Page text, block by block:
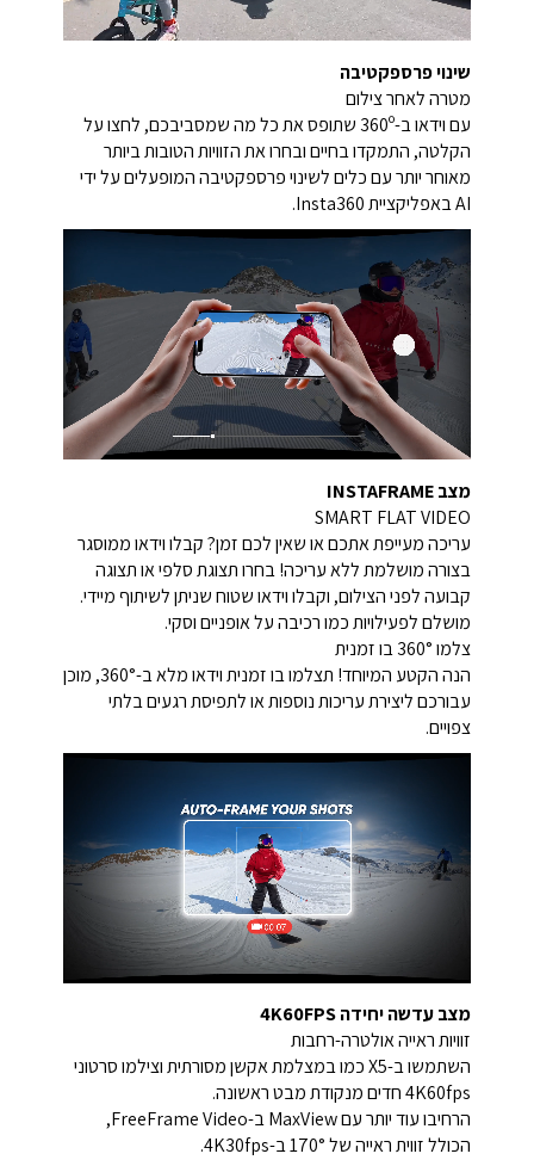
שינוי פרספקטיבה
מטרה לאחר צילום
עם וידאו ב-360º שתופס את כל מה שמסביבכם, לחצו על
הקלטה, התמקדו בחיים ובחרו את הזוויות הטובות ביותר
מאוחר יותר עם כלים לשינוי פרספקטיבה המופעלים על ידי
AI באפליקציית Insta360.
מצב INSTAFRAME
SMART FLAT VIDEO
עריכה מעייפת אתכם או שאין לכם זמן? קבלו וידאו ממוסגר
בצורה מושלמת ללא עריכה! בחרו תצוגת סלפי או תצוגה
קבועה לפני הצילום, וקבלו וידאו שטוח שניתן לשיתוף מיידי.
מושלם לפעילויות כמו רכיבה על אופניים וסקי.
צלמו 360° בו זמנית
הנה הקטע המיוחד! תצלמו בו זמנית וידאו מלא ב-360°, מוכן
עבורכם ליצירת עריכות נוספות או לתפיסת רגעים בלתי
צפויים.
מצב עדשה יחידה 4K60FPS
זוויות ראייה אולטרה-רחבות
השתמשו ב-X5 כמו במצלמת אקשן מסורתית וצילמו סרטוני
4K60fps חדים מנקודת מבט ראשונה.
הרחיבו עוד יותר עם MaxView ב-FreeFrame Video,
הכולל זווית ראייה של 170° ב-4K30fps.